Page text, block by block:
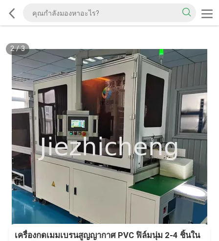
2/3
เครื่องกดเมมเบรนสูญญากาศ PVC ฟิล์มนุ่ม 2-4 ชิ้นใน